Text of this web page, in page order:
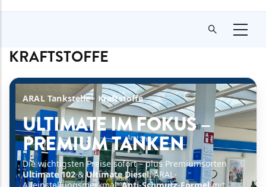
KRAFTSTOFFE
ARAL Tankstelle · Kraftstoffe
ULTIMATE IM FOKUS –
PREMIUM TANKEN
Die wichtigsten Preise sofort – plus Premiumsorten
Ultimate 102&Ultimate Diesel. ARAL-